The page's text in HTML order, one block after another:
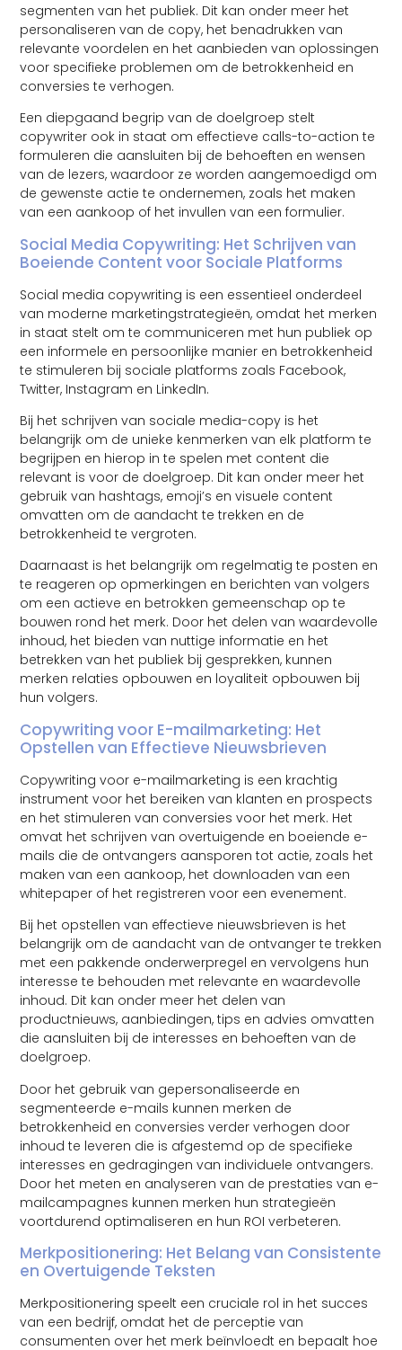
segmenten van het publiek. Dit kan onder meer het
personaliseren van de copy, het benadrukken van
relevante voordelen en het aanbieden van oplossingen
voor specifieke problemen om de betrokkenheid en
conversies te verhogen.
Een diepgaand begrip van de doelgroep stelt
copywriter ook in staat om effectieve calls-to-action te
formuleren die aansluiten bij de behoeften en wensen
van de lezers, waardoor ze worden aangemoedigd om
de gewenste actie te ondernemen, zoals het maken
van een aankoop of het invullen van een formulier.
Social Media Copywriting: Het Schrijven van
Boeiende Content voor Sociale Platforms
Social media copywriting is een essentieel onderdeel
van moderne marketingstrategieën, omdat het merken
in staat stelt om te communiceren met hun publiek op
een informele en persoonlijke manier en betrokkenheid
te stimuleren bij sociale platforms zoals Facebook,
Twitter, Instagram en LinkedIn.
Bij het schrijven van sociale media-copy is het
belangrijk om de unieke kenmerken van elk platform te
begrijpen en hierop in te spelen met content die
relevant is voor de doelgroep. Dit kan onder meer het
gebruik van hashtags, emoji’s en visuele content
omvatten om de aandacht te trekken en de
betrokkenheid te vergroten.
Daarnaast is het belangrijk om regelmatig te posten en
te reageren op opmerkingen en berichten van volgers
om een ​​actieve en betrokken gemeenschap op te
bouwen rond het merk. Door het delen van waardevolle
inhoud, het bieden van nuttige informatie en het
betrekken van het publiek bij gesprekken, kunnen
merken relaties opbouwen en loyaliteit opbouwen bij
hun volgers.
Copywriting voor E-mailmarketing: Het
Opstellen van Effectieve Nieuwsbrieven
Copywriting voor e-mailmarketing is een krachtig
instrument voor het bereiken van klanten en prospects
en het stimuleren van conversies voor het merk. Het
omvat het schrijven van overtuigende en boeiende e-
mails die de ontvangers aansporen tot actie, zoals het
maken van een aankoop, het downloaden van een
whitepaper of het registreren voor een evenement.
Bij het opstellen van effectieve nieuwsbrieven is het
belangrijk om de aandacht van de ontvanger te trekken
met een pakkende onderwerpregel en vervolgens hun
interesse te behouden met relevante en waardevolle
inhoud. Dit kan onder meer het delen van
productnieuws, aanbiedingen, tips en advies omvatten
die aansluiten bij de interesses en behoeften van de
doelgroep.
Door het gebruik van gepersonaliseerde en
segmenteerde e-mails kunnen merken de
betrokkenheid en conversies verder verhogen door
inhoud te leveren die is afgestemd op de specifieke
interesses en gedragingen van individuele ontvangers.
Door het meten en analyseren van de prestaties van e-
mailcampagnes kunnen merken hun strategieën
voortdurend optimaliseren en hun ROI verbeteren.
Merkpositionering: Het Belang van Consistente
en Overtuigende Teksten
Merkpositionering speelt een cruciale rol in het succes
van een bedrijf, omdat het de perceptie van
consumenten over het merk beïnvloedt en bepaalt hoe